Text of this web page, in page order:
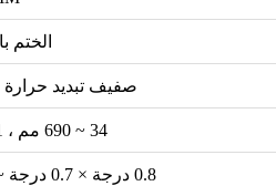
الختم
صفيف تبديد حرارة
34 ~ 690 مم ، 21 × تقريب بصري
0.8 درجة × 0.7 درجة ~ 16.1 درجة × 12.9 درجة